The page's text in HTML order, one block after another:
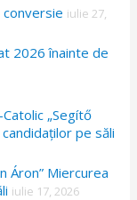
iulie 27,
2026 înainte de
„Segítő
pe săli
Áron” Miercurea
iulie 17, 2026